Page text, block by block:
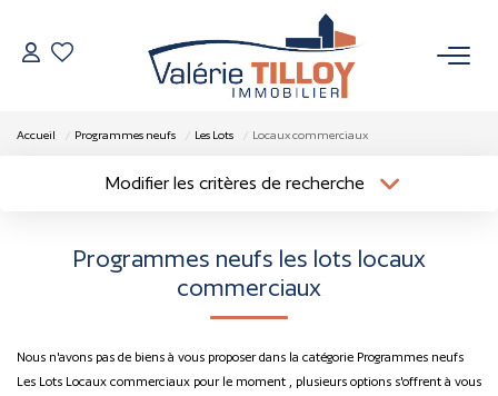
VENDRE
L’AGENCE
Accueil Programmes neufs Les Lots Locaux commerciaux
Modifier les critères de recherche
Budget max
Programmes neufs les lots locaux
commerciaux
Nous n'avons pas de biens à vous proposer dans la catégorie Programmes neufs
Les Lots Locaux commerciaux pour le moment , plusieurs options s'offrent à vous